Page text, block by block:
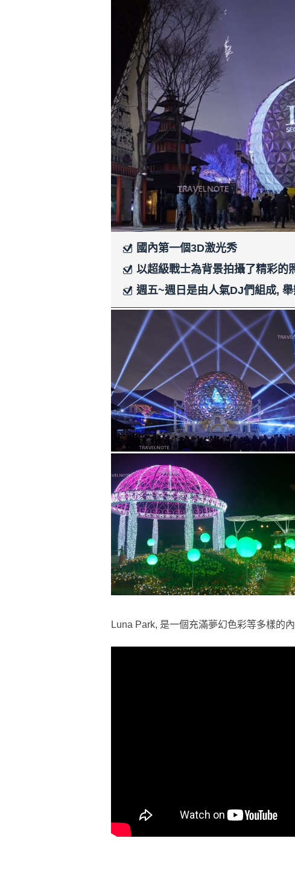
國內第一個3D激光秀
以超級戰士為背景拍攝了精彩的
週五~週日是由人氣DJ們組成,
Luna Park, 是一個充滿夢幻色彩等多樣的